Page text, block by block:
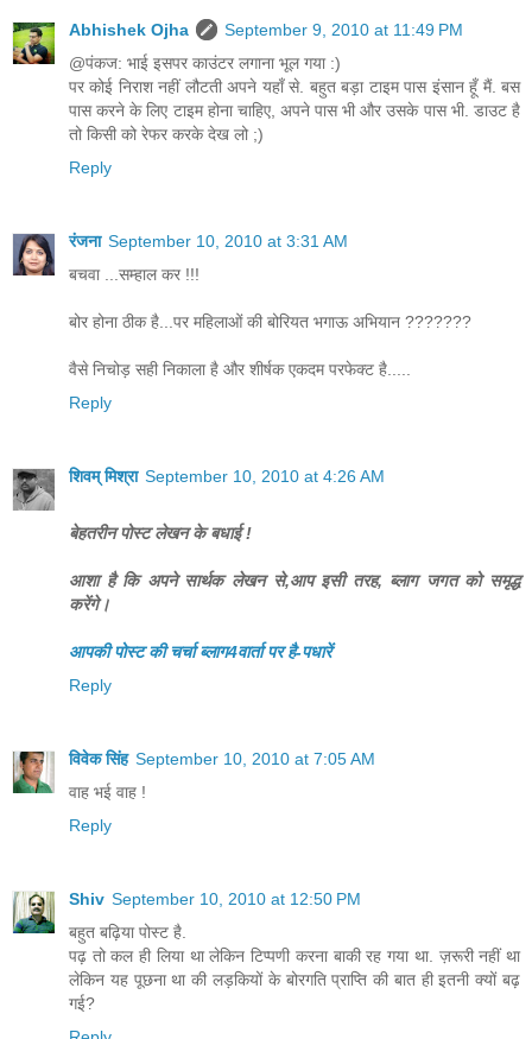
Abhishek Ojha
September 9, 2010 at 11:49 PM
@पंकज: भाई इसपर काउंटर लगाना भूल गया :)
पर कोई निराश नहीं लौटती अपने यहाँ से. बहुत बड़ा टाइम पास इंसान हूँ मैं. बस
पास करने के लिए टाइम होना चाहिए, अपने पास भी और उसके पास भी. डाउट है
तो किसी को रेफर करके देख लो ;)
Reply
रंजना September 10, 2010 at 3:31 AM
बचवा ...सम्हाल कर !!!
बोर होना ठीक है...पर महिलाओं की बोरियत भगाऊ अभियान ???????
वैसे निचोड़ सही निकाला है और शीर्षक एकदम परफेक्ट है.....
Reply
शिवम् मिश्रा September 10, 2010 at 4:26 AM
बेहतरीन पोस्ट लेखन के बधाई !
आशा है कि अपने सार्थक लेखन से,आप इसी तरह, ब्लाग जगत को समृद्ध
करेंगे।
आपकी पोस्ट की चर्चा ब्लाग4वार्ता पर है-पधारें
Reply
विवेक सिंह September 10, 2010 at 7:05 AM
वाह भई वाह !
Reply
Shiv September 10, 2010 at 12:50 PM
बहुत बढ़िया पोस्ट है.
पढ़ तो कल ही लिया था लेकिन टिप्पणी करना बाकी रह गया था. ज़रूरी नहीं था
लेकिन यह पूछना था की लड़कियों के बोरगति प्राप्ति की बात ही इतनी क्यों बढ़
गई?